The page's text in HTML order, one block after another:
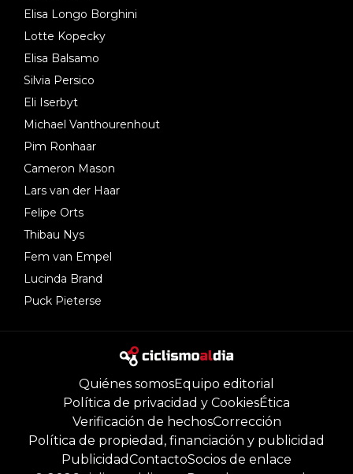
Elisa Longo Borghini
Lotte Kopecky
Elisa Balsamo
Silvia Persico
Eli Iserbyt
Michael Vanthourenhout
Pim Ronhaar
Cameron Mason
Lars van der Haar
Felipe Orts
Thibau Nys
Fem van Empel
Lucinda Brand
Puck Pieterse
Quiénes somosEquipo editorial
Política de privacidad y CookiesÉtica
Verificación de hechosCorrección
Política de propiedad, financiación y publicidad
PublicidadContactoSocios de enlace